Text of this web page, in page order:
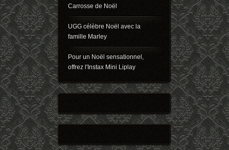
Carrosse de Noël
UGG célèbre Noël avec la
famille Marley
Pour un Noël sensationnel,
offrez l'Instax Mini Liplay